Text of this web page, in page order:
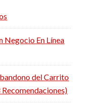
Negocio En Línea
del Carrito